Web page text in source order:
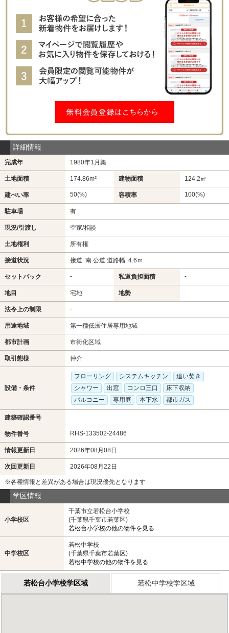
詳細情報
完成年 1980年1月築
土地面積 174.86m² 建物面積 124.2㎡
建ぺい率 50(%) 容積率 100(%)
駐車場 有
現況/引渡し 空家/相談
土地権利 所有権
接道状況 接道: 南 公道 道路幅: 4.6ｍ
セットバック - 私道負担面積 -
地目 宅地 地勢
法令上の制限 -
用途地域 第一種低層住居専用地域
都市計画 市街化区域
取引態様 仲介
設備・条件
フローリング システムキッチン
追い焚き
シャワー
出窓 コンロ三口
床下収納
バルコニー
専用庭 本下水 都市ガス
建築確認番号
物件番号 RHS-133502-24486
情報更新日 2026年08月08日
次回更新日 2026年08月22日
※各種情報と差異がある場合は現況優先となります
学区情報
小学校区
千葉市立若松台小学校
(千葉県千葉市若葉区)
若松台小学校の他の物件を見る
中学校区
若松中学校
(千葉県千葉市若葉区)
若松中学校の他の物件を見る
若松台小学校学区域 若松中学校学区域